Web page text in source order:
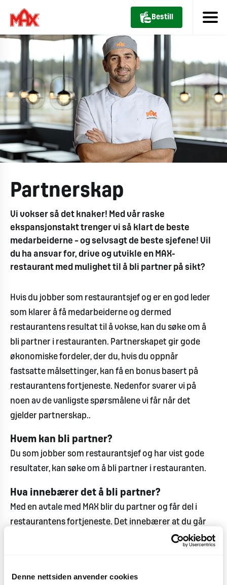
Denne nettsiden anvender cookies
Bestill
Partnerskap
Vi vokser så det knaker! Med vår raske
ekspansjonstakt trenger vi så klart de beste
medarbeiderne – og selvsagt de beste sjefene! Vil
du ha ansvar for, drive og utvikle en MAX-
restaurant med mulighet til å bli partner på sikt?
Hvis du jobber som restaurantsjef og er en god leder
som klarer å få medarbeiderne og dermed
restaurantens resultat til å vokse, kan du søke om å
bli partner i restauranten. Partnerskapet gir gode
økonomiske fordeler, der du, hvis du oppnår
fastsatte målsettinger, kan få en bonus basert på
restaurantens fortjeneste. Nedenfor svarer vi på
noen av de vanligste spørsmålene vi får når det
gjelder partnerskap..
Hvem kan bli partner?
Du som jobber som restaurantsjef og har vist gode
resultater, kan søke om å bli partner i restauranten.
Hva innebærer det å bli partner?
Med en avtale med MAX blir du partner og får del i
restaurantens fortjeneste. Det innebærer at du går
inn og driver restauranten som din egen med
Hva koster det å bli partner?